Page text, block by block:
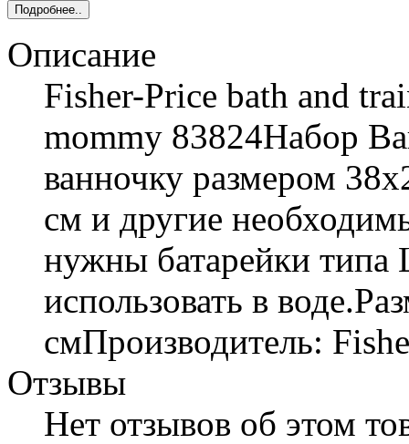
Описание
Fisher-Price bath and
mommy 83824Набор
ванночку размером
см и другие
нужны батарейки типа
использовать в
смПроизводитель:
Отзывы
Нет отзывов об этом